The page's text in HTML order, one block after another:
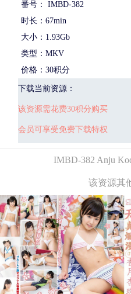
番号： IMBD-382
时长：67min
大小：1.93Gb
类型：MKV
价格：30积分
下载当前资源：
该资源需花费30积分购买
会员可享受免费下载特权
IMBD-382 Anju
该资源其